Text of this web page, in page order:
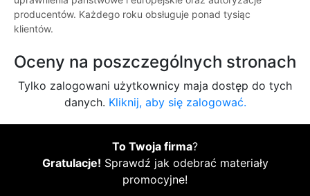
producentów. Każdego roku obsługuje ponad tysiąc
klientów.
Oceny na poszczególnych stronach
Tylko zalogowani użytkownicy maja dostęp do tych
danych. Kliknij, aby się zalogować.
To Twoja firma?
Gratulacje! Sprawdź jak odebrać materiały
promocyjne!